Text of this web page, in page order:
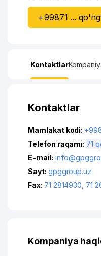
+99871 ...
Kontaktlar
Kontaktlar
Mamlakat kodi:
Telefon raqami:
E-mail:
Sayt: gpggroup.uz
Fax: 71 2814930 71
Kompaniya